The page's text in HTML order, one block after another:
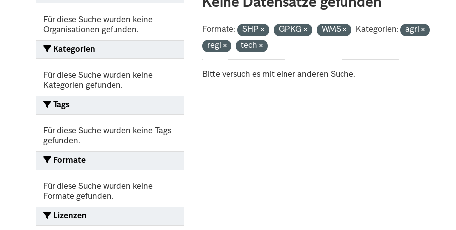
Für diese Suche wurden keine
Organisationen gefunden.
Kategorien
Für diese Suche wurden keine
Kategorien gefunden.
Tags
Für diese Suche wurden keine Tags
gefunden.
Formate
Für diese Suche wurden keine
Formate gefunden.
Lizenzen
Keine Datensätze gefunden
Formate: SHP GPKG WMS Kategorien:
agri
regi
tech
Bitte versuch es mit einer anderen Suche.